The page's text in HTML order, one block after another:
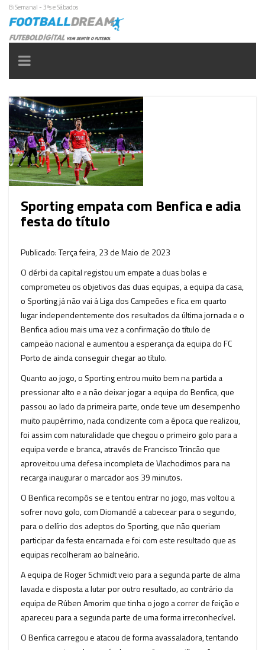
BiSemanal - 3ªs e Sábados
Toggle
navigation
Sporting empata com Benfica e adia
festa do título
Publicado: Terça feira, 23 de Maio de 2023
O dérbi da capital registou um empate a duas bolas e
comprometeu os objetivos das duas equipas, a equipa da casa,
o Sporting já não vai á Liga dos Campeões e fica em quarto
lugar independentemente dos resultados da última jornada e o
Benfica adiou mais uma vez a confirmação do título de
campeão nacional e aumentou a esperança da equipa do FC
Porto de ainda conseguir chegar ao título.
Quanto ao jogo, o Sporting entrou muito bem na partida a
pressionar alto e a não deixar jogar a equipa do Benfica, que
passou ao lado da primeira parte, onde teve um desempenho
muito paupérrimo, nada condizente com a época que realizou,
foi assim com naturalidade que chegou o primeiro golo para a
equipa verde e branca, através de Francisco Trincão que
aproveitou uma defesa incompleta de Vlachodimos para na
recarga inaugurar o marcador aos 39 minutos.
O Benfica recompôs se e tentou entrar no jogo, mas voltou a
sofrer novo golo, com Diomandé a cabecear para o segundo,
para o delírio dos adeptos do Sporting, que não queriam
participar da festa encarnada e foi com este resultado que as
equipas recolheram ao balneário.
A equipa de Roger Schmidt veio para a segunda parte de alma
lavada e disposta a lutar por outro resultado, ao contrário da
equipa de Rúben Amorim que tinha o jogo a correr de feição e
apareceu para a segunda parte de uma forma irreconhecível.
O Benfica carregou e atacou de forma avassaladora, tentando